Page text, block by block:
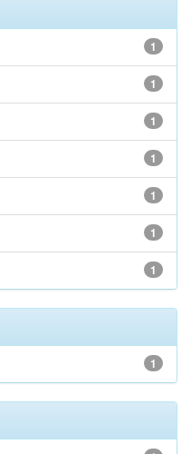
1
1
1
1
1
1
1
1